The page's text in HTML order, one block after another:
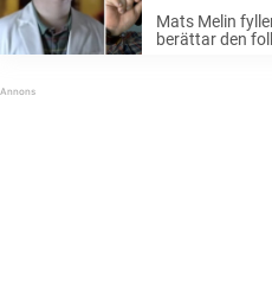
Mats Melin
berättar den